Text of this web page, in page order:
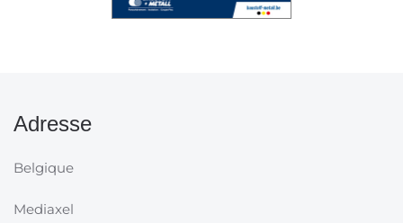
Adresse
Belgique
Mediaxel